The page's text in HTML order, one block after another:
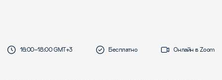
16:00–18:00 GMT+3 Бесплатно Онлайн в Zoom